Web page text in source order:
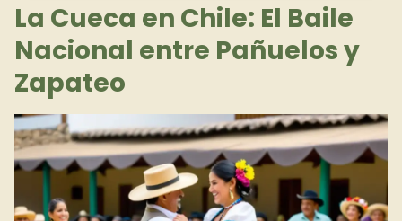
La Cueca en Chile: El Baile
Nacional entre Pañuelos y
Zapateo